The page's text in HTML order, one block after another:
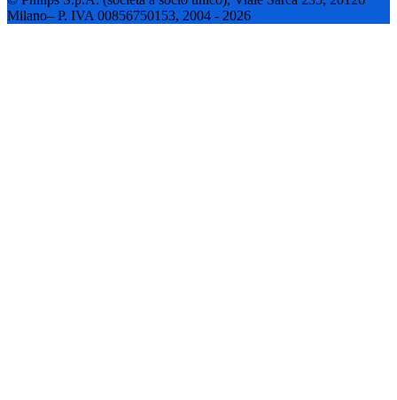
Milano– P. IVA 00856750153, 2004 - 2026